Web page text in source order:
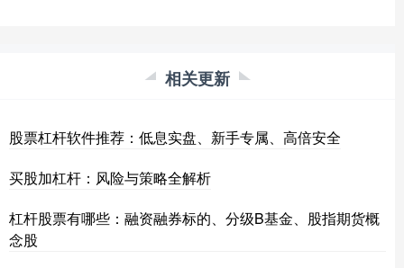
相关更新
股票杠杆软件推荐：低息实盘、新手专属、高倍安全
买股加杠杆：风险与策略全解析
杠杆股票有哪些：融资融券标的、分级B基金、股指期货概
念股